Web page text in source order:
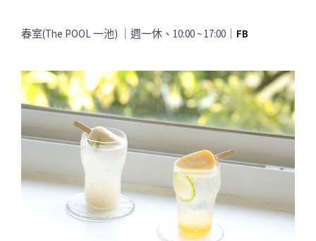
春室(The POOL 一池) ｜週一休、10:00 ~ 17:00｜ FB